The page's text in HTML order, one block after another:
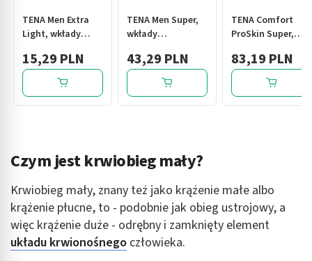
TENA Men Extra
Light, wkłady
szt.
15,29 PLN
TENA Men Super,
wkłady
level 3, 20 szt.
43,29 PLN
TENA Comfort
ProSkin Super,
anatomiczne, 36
szt.
83,19 PLN
Czym jest krwiobieg mały?
Krwiobieg mały, znany też jako krążenie małe albo
krążenie płucne, to - podobnie jak obieg ustrojowy, a
więc krążenie duże - odrębny i zamknięty element
układu krwionośnego człowieka.